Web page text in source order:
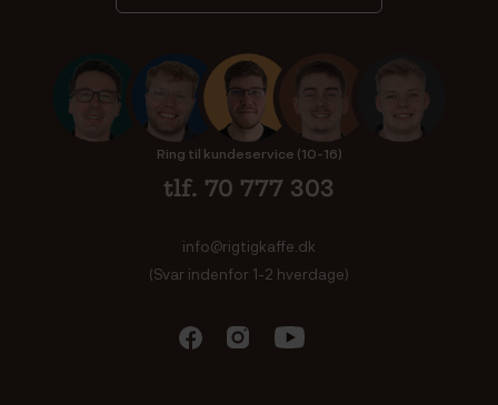
Ring til kundeservice (10-16)
tlf. 70 777 303
info@rigtigkaffe.dk
(Svar indenfor 1-2 hverdage)